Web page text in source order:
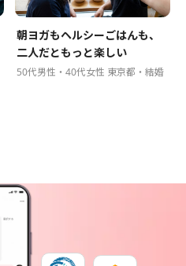
朝ヨガもヘルシーごはんも、
二人だともっと楽しい
50代男性・40代女性 東京都・結婚